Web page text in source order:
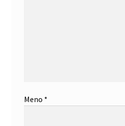
Meno *